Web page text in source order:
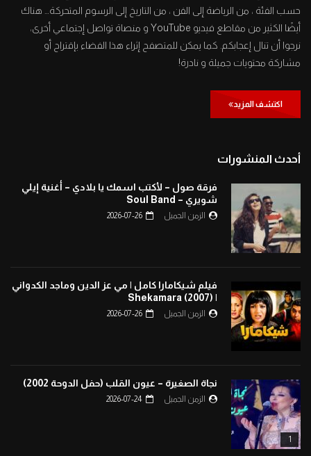
حسب الفئة ، من الرياضة إلى الفن ، من التاريخ إلى الرسوم المتحركة… هناك
أيضًا الكثير من مقاطع فيديو YouTube و منصاة تواصل إجتماعي أخرى،
نرجوا أن تنال إعجابكم. كما يمكن للمتصفح إثراء هذا الفضاء بإقتراح أو
مشاركة محتويات جميلة و نادرة!
اكتشف المزيد
أحدث المنشورات
فرقة صول – لأكتب اسمك يا بلادي – أغنية إيلي
شويري – Soul Band
الزمن الجميل 2026-07-26
فيلم شيكامارا كامل | مي عز الدين وماجد الكدواني
| Shekamara (2007)
الزمن الجميل 2026-07-26
1
نجاة الصغيرة – عيون القلب (حفل الدوحة 2002)
الزمن الجميل 2026-07-24